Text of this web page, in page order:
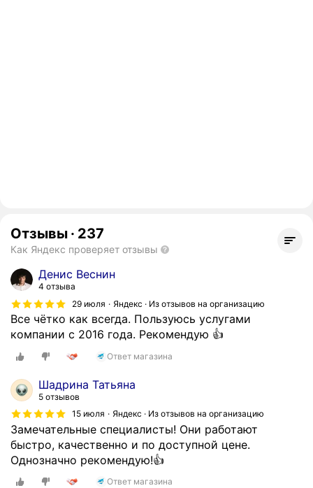
Отзывы · 237
Как Яндекс проверяет отзывы
Денис Веснин
4 отзыва
29 июля
Яндекс · Из отзывов на организацию
Все чётко как всегда. Пользуюсь услугами
компании с 2016 года. Рекомендую 👍
Ответ магазина
Шадрина Татьяна
5 отзывов
15 июля
Яндекс · Из отзывов на организацию
Замечательные специалисты! Они работают
быстро, качественно и по доступной цене.
Однозначно рекомендую!👍
Ответ магазина